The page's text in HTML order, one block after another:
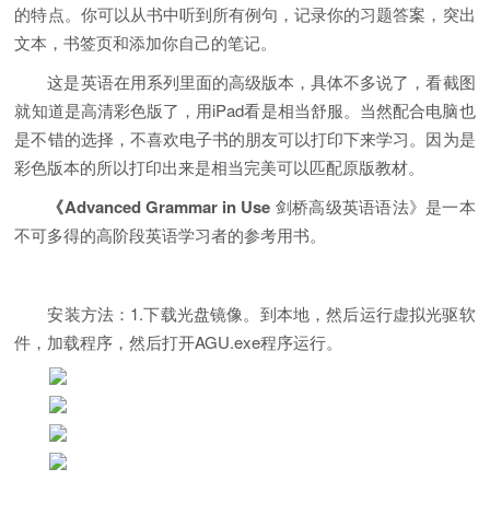
的特点。你可以从书中听到所有例句，记录你的习题答案，突出
文本，书签页和添加你自己的笔记。
这是英语在用系列里面的高级版本，具体不多说了，看截图
就知道是高清彩色版了，用iPad看是相当舒服。当然配合电脑也
是不错的选择，不喜欢电子书的朋友可以打印下来学习。因为是
彩色版本的所以打印出来是相当完美可以匹配原版教材。
《Advanced Grammar in Use 剑桥高级英语语法》是一本
不可多得的高阶段英语学习者的参考用书。
安装方法：1.下载光盘镜像。到本地，然后运行虚拟光驱软
件，加载程序，然后打开AGU.exe程序运行。